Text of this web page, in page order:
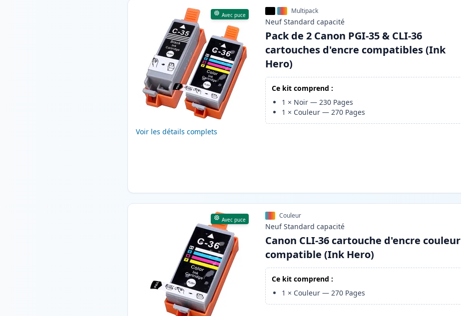
Avec puce
Voir les détails complets
Multipack
Neuf Standard capacité
Pack de 2 Canon PGI-35 & CLI-36
cartouches d'encre compatibles (Ink
Hero)
Ce kit comprend :
1 × Noir —230 Pages
1 × Couleur —270 Pages
Avec puce Couleur
Neuf Standard capacité
Canon CLI-36 cartouche d'encre couleur
compatible (Ink Hero)
Ce kit comprend :
1 × Couleur —270 Pages